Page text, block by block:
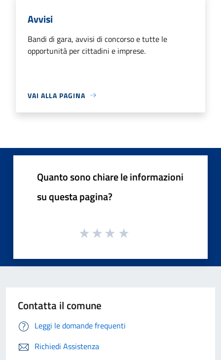
Avvisi
Bandi di gara, avvisi di concorso e tutte le
opportunità per cittadini e imprese.
VAI ALLA PAGINA
Quanto sono chiare le informazioni
su questa pagina?
Contatta il comune
Leggi le domande frequenti
Richiedi Assistenza